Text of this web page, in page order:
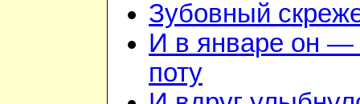
Зубовный
И в январе он —
поту